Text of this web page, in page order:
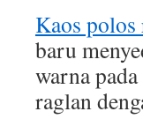
Kaos polos
baru
warna
raglan